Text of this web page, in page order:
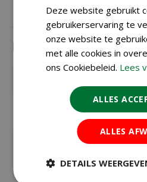
Eigenschappen
SL2200
Rumex
Deze website gebruikt
gebruikerservaring te
onze website te
met alle cookies in
ons Cookiebeleid. Lees
ALLES
ALLES
DETAILS